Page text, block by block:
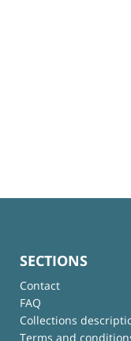
SECTIONS
Contact
FAQ
Collections
Terms and